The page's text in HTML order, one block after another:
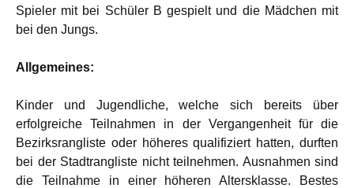
Spieler mit bei Schüler B gespielt und die Mädchen mit
bei den Jungs.
Allgemeines:
Kinder und Jugendliche, welche sich bereits über
erfolgreiche Teilnahmen in der Vergangenheit für die
Bezirksrangliste oder höheres qualifiziert hatten, durften
bei der Stadtrangliste nicht teilnehmen. Ausnahmen sind
die Teilnahme in einer höheren Altersklasse. Bestes